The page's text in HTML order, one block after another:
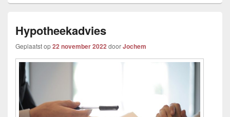
Hypotheekadvies
Geplaatst op22 november 2022doorJochem